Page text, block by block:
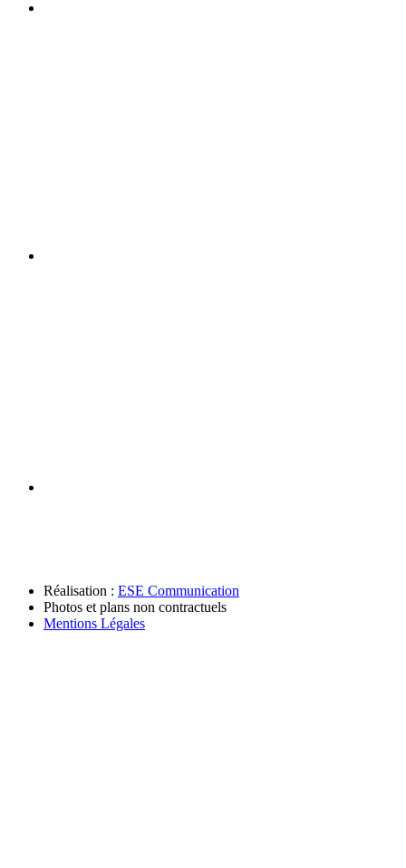
Réalisation : ESE Communication
Photos et plans non contractuels
Mentions Légales